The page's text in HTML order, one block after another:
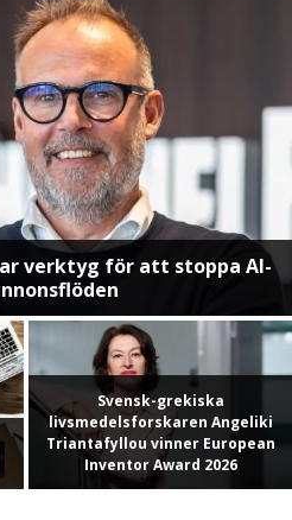
verktyg för att stoppa AI-
Svensk-grekiska
livsmedelsforskaren Angeliki
Triantafyllou vinner European
Inventor Award 2026